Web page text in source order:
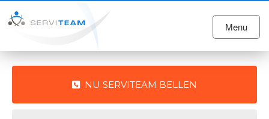
Menu
NU SERVITEAM BELLEN